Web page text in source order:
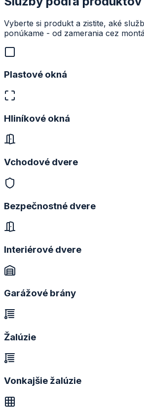
Vyberte si produkt a zistite, aké
ponúkame - od zamerania cez
Plastové okná
Hliníkové okná
Vchodové dvere
Bezpečnostné dvere
Interiérové dvere
Garážové brány
Žalúzie
Vonkajšie žalúzie